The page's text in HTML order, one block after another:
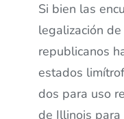
Si bien las
legalización
republicanos
estados
dos para uso
de Illinois para